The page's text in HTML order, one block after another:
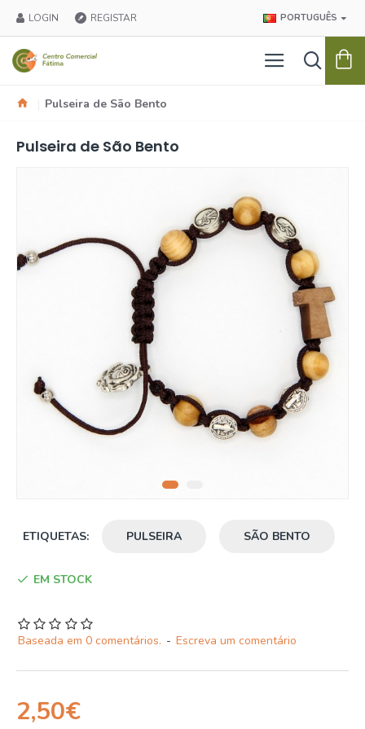
LOGIN REGISTAR PORTUGUÊS
Pulseira de São Bento
Pulseira de São Bento
ETIQUETAS: PULSEIRA SÃO BENTO
EM STOCK
Baseada em 0 comentários. - Escreva um comentário
2,50€